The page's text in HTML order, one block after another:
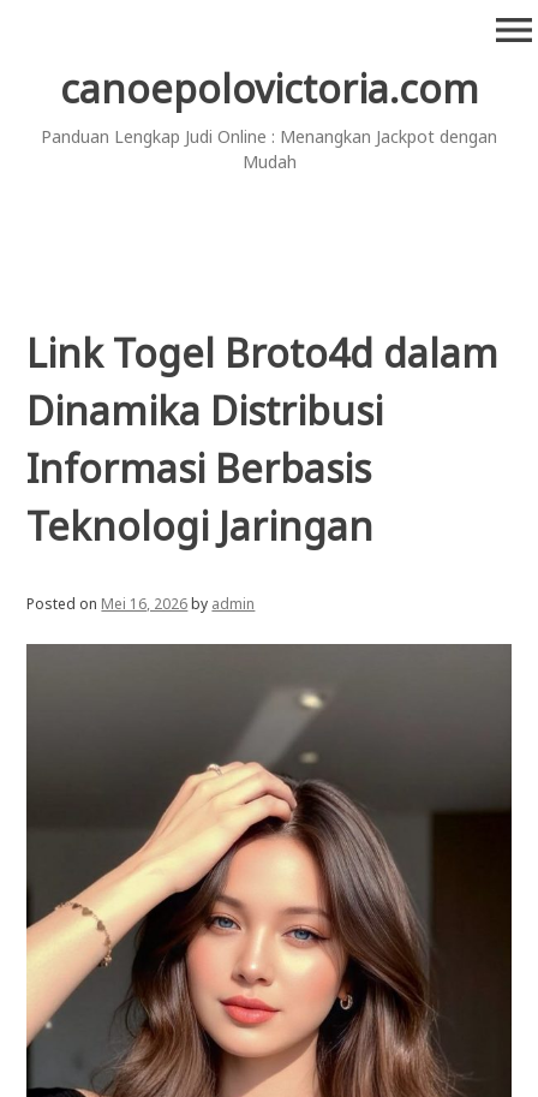
canoepolovictoria.com
Panduan Lengkap Judi Online : Menangkan Jackpot dengan
Mudah
menu
Link Togel Broto4d dalam
Dinamika Distribusi
Informasi Berbasis
Teknologi Jaringan
Posted on Mei 16, 2026by admin